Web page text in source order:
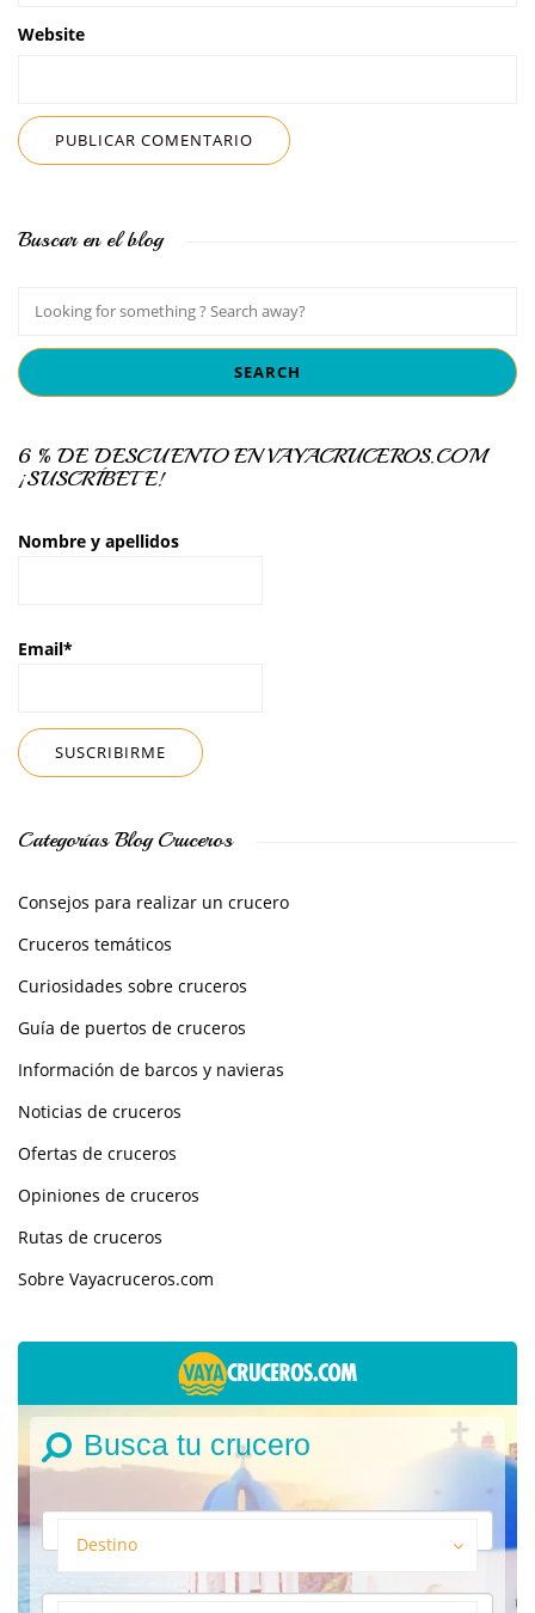
Website
Buscar en el blog
6 % DE DESCUENTO EN VAYACRUCEROS.COM
¡SUSCRÍBETE!
Nombre y apellidos
Email*
Categorías Blog Cruceros
Consejos para realizar un crucero
Cruceros temáticos
Curiosidades sobre cruceros
Guía de puertos de cruceros
Información de barcos y navieras
Noticias de cruceros
Ofertas de cruceros
Opiniones de cruceros
Rutas de cruceros
Sobre Vayacruceros.com
Busca tu crucero
Destino